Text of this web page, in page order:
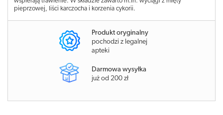
pieprzowej, liści karczocha i korzenia cykorii.
Produkt oryginalny
pochodzi z legalnej
apteki
Darmowa wysyłka
już od 200 zł